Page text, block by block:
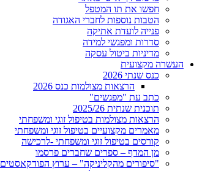
חפשו את תו המטפל
הטבות נוספות לחברי האגודה
פנייה לועדת אתיקה
סדרות ומפגשי למידה
מדיניות ביטול עסקה
העשרה מקצועית
כנס שנתי 2026
הרצאות מצולמות כנס 2026
כתב עת "מפגשים"
תוכנית שנתית 2025/26
הרצאות מצולמות בטיפול זוגי ומשפחתי
מאמרים מקצועיים בטיפול זוגי ומשפחתי
קורסים בטיפול זוגי ומשפחתי -לרכישה
מן המדף – ספרים שחברים פרסמו
"סיפורים מהקליניקה" – ערוץ הפודקאסטים